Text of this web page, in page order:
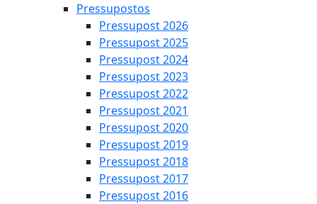
Pressupostos
Pressupost 2026
Pressupost 2025
Pressupost 2024
Pressupost 2023
Pressupost 2022
Pressupost 2021
Pressupost 2020
Pressupost 2019
Pressupost 2018
Pressupost 2017
Pressupost 2016